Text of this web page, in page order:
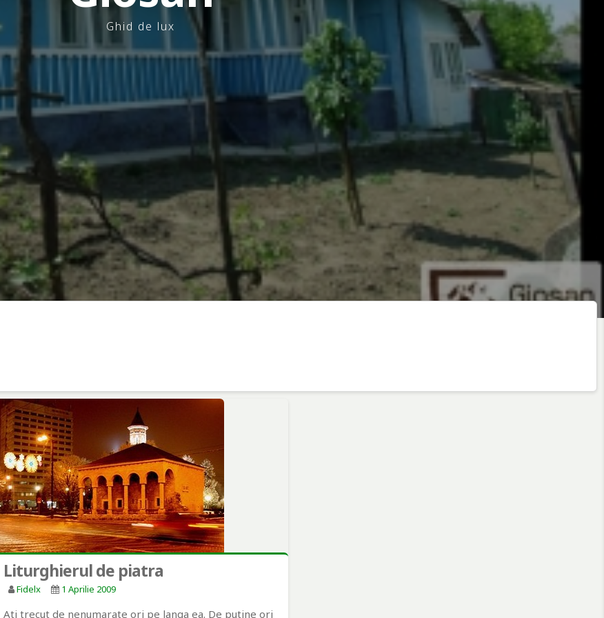
Ghid de lux
Liturghierul de piatra
Fidelx 1 Aprilie 2009
Ati trecut de nenumarate ori pe langa ea. De putine ori